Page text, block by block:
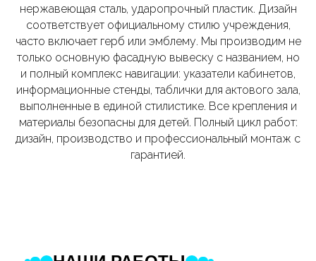
нержавеющая сталь, ударопрочный пластик. Дизайн
соответствует официальному стилю учреждения,
часто включает герб или эмблему. Мы производим не
только основную фасадную вывеску с названием, но
и полный комплекс навигации: указатели кабинетов,
информационные стенды, таблички для актового зала,
выполненные в единой стилистике. Все крепления и
материалы безопасны для детей. Полный цикл работ:
дизайн, производство и профессиональный монтаж с
гарантией.